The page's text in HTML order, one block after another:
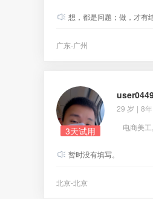
想，都是问题；做，才有
广东-广州
3天试用
29 岁 | 8
电商美
暂时没有填写。
北京-北京